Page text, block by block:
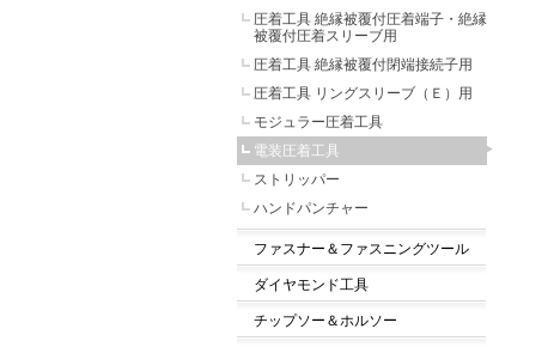
圧着工具 絶縁被覆付圧着端子・絶縁
被覆付圧着スリーブ用
圧着工具 絶縁被覆付閉端接続子用
圧着工具 リングスリーブ（Ｅ）用
モジュラー圧着工具
電装圧着工具
ストリッパー
ハンドパンチャー
ファスナー＆ファスニングツール
ダイヤモンド工具
チップソー＆ホルソー